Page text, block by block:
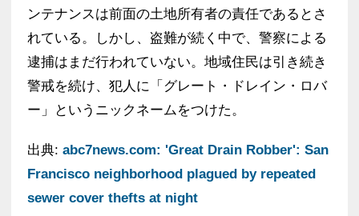
ンテナンスは前面の土地所有者の責任であるとさ
れている。しかし、盗難が続く中で、警察による
逮捕はまだ行われていない。地域住民は引き続き
警戒を続け、犯人に「グレート・ドレイン・ロバ
ー」というニックネームをつけた。
出典: abc7news.com: 'Great Drain Robber': San
Francisco neighborhood plagued by repeated
sewer cover thefts at night